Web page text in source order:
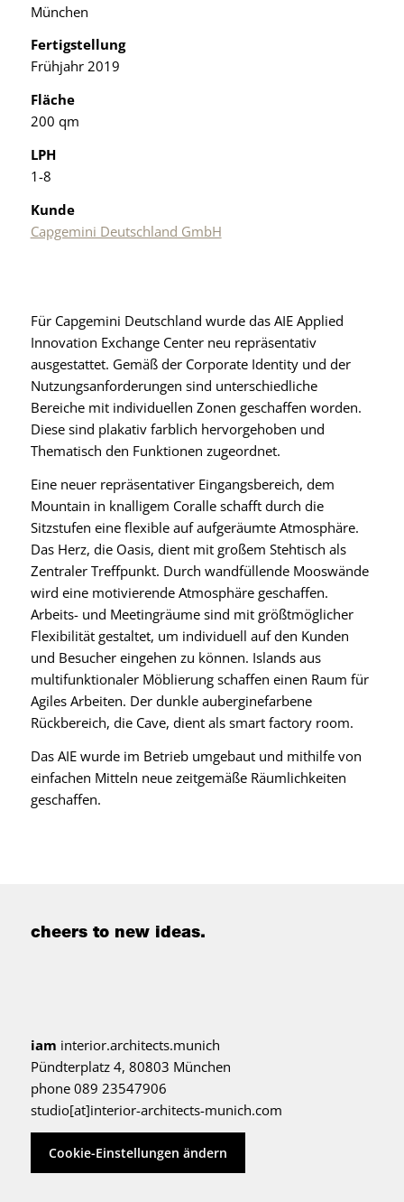
München
Fertigstellung
Frühjahr 2019
Fläche
200 qm
LPH
1-8
Kunde
Capgemini Deutschland GmbH
Für Capgemini Deutschland wurde das AIE Applied
Innovation Exchange Center neu repräsentativ
ausgestattet. Gemäß der Corporate Identity und der
Nutzungsanforderungen sind unterschiedliche
Bereiche mit individuellen Zonen geschaffen worden.
Diese sind plakativ farblich hervorgehoben und
Thematisch den Funktionen zugeordnet.
Eine neuer repräsentativer Eingangsbereich, dem
Mountain in knalligem Coralle schafft durch die
Sitzstufen eine flexible auf aufgeräumte Atmosphäre.
Das Herz, die Oasis, dient mit großem Stehtisch als
Zentraler Treffpunkt. Durch wandfüllende Mooswände
wird eine motivierende Atmosphäre geschaffen.
Arbeits- und Meetingräume sind mit größtmöglicher
Flexibilität gestaltet, um individuell auf den Kunden
und Besucher eingehen zu können. Islands aus
multifunktionaler Möblierung schaffen einen Raum für
Agiles Arbeiten. Der dunkle auberginefarbene
Rückbereich, die Cave, dient als smart factory room.
Das AIE wurde im Betrieb umgebaut und mithilfe von
einfachen Mitteln neue zeitgemäße Räumlichkeiten
geschaffen.
cheers to new ideas.
iam interior.architects.munich
Pündterplatz 4, 80803 München
phone 089 23547906
studio[at]interior-architects-munich.com
Cookie-Einstellungen ändern